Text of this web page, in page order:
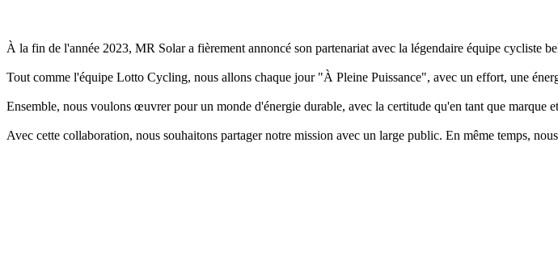
À la fin de l'année 2023, MR Solar a fièrement annoncé son partenariat avec la légendaire équipe cycliste
Tout comme l'équipe Lotto Cycling, nous allons chaque jour "À Pleine Puissance", avec un effort, une
Ensemble, nous voulons œuvrer pour un monde d'énergie durable, avec la certitude qu'en tant que marque
Avec cette collaboration, nous souhaitons partager notre mission avec un large public. En même temps,